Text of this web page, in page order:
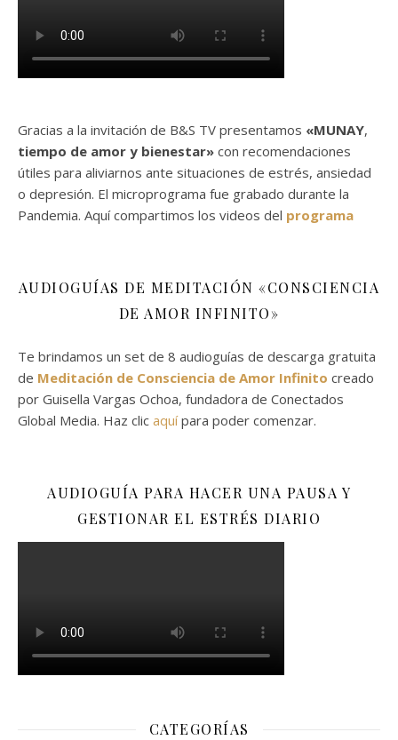
Gracias a la invitación de B&S TV presentamos «MUNAY,
tiempo de amor y bienestar» con recomendaciones
útiles para aliviarnos ante situaciones de estrés, ansiedad
o depresión. El microprograma fue grabado durante la
Pandemia. Aquí compartimos los videos del programa
AUDIOGUÍAS DE MEDITACIÓN «CONSCIENCIA
DE AMOR INFINITO»
Te brindamos un set de 8 audioguías de descarga gratuita
de Meditación de Consciencia de Amor Infinito creado
por Guisella Vargas Ochoa, fundadora de Conectados
Global Media. Haz clic aquípara poder comenzar.
AUDIOGUÍA PARA HACER UNA PAUSA Y
GESTIONAR EL ESTRÉS DIARIO
CATEGORÍAS